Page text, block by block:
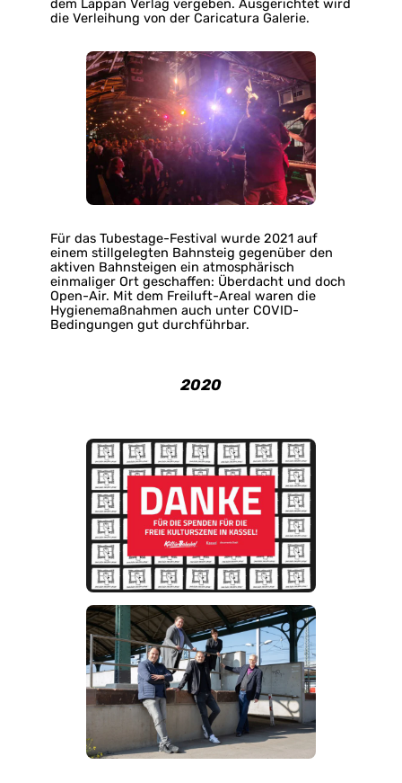
dem Lappan Verlag vergeben. Ausgerichtet wird
die Verleihung von der Caricatura Galerie.
Für das Tubestage-Festival wurde 2021 auf
einem stillgelegten Bahnsteig gegenüber den
aktiven Bahnsteigen ein atmosphärisch
einmaliger Ort geschaffen: Überdacht und doch
Open-Air. Mit dem Freiluft-Areal waren die
Hygienemaßnahmen auch unter COVID-
Bedingungen gut durchführbar.
2020